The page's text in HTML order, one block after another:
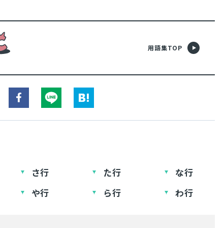
用語集TOP
さ行 た行
な行
や行 ら行 わ行